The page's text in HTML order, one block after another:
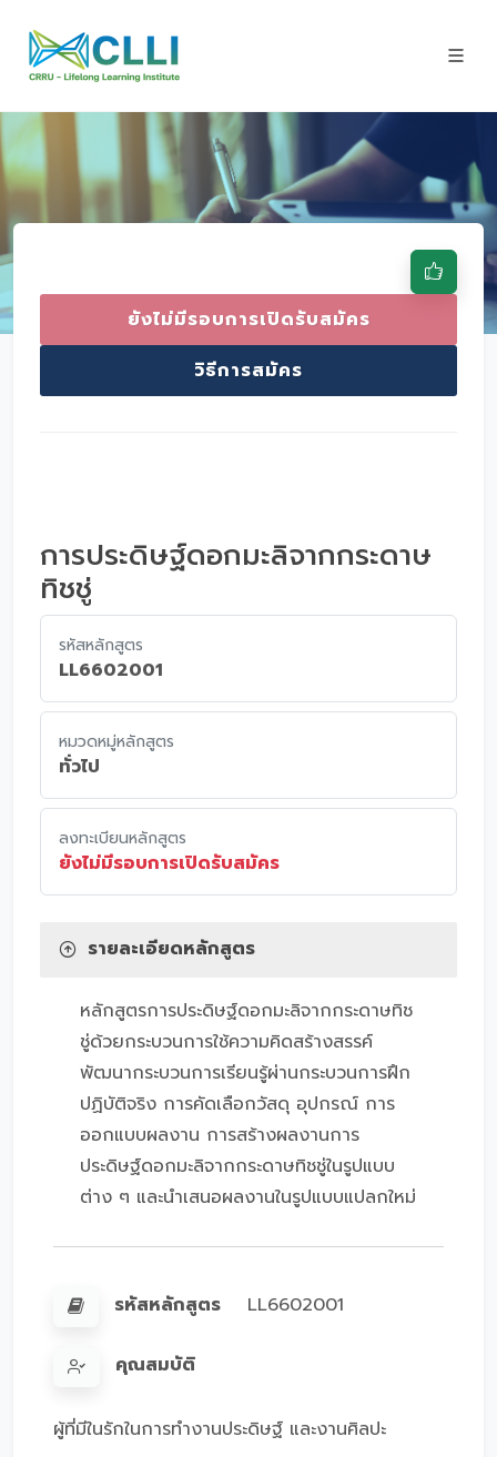
ยังไม่มีรอบการเปิดรับสมัคร
วิธีการสมัคร
การประดิษฐ์ดอกมะลิจากกระดาษ
ทิชชู่
รหัสหลักสูตร
LL6602001
หมวดหมู่หลักสูตร
ทั่วไป
ลงทะเบียนหลักสูตร
ยังไม่มีรอบการเปิดรับสมัคร
รายละเอียดหลักสูตร
หลักสูตรการประดิษฐ์ดอกมะลิจากกระดาษทิช
ชู่ด้วยกระบวนการใช้ความคิดสร้างสรรค์
พัฒนากระบวนการเรียนรู้ผ่านกระบวนการฝึก
ปฏิบัติจริง การคัดเลือกวัสดุ อุปกรณ์ การ
ออกแบบผลงาน การสร้างผลงานการ
ประดิษฐ์ดอกมะลิจากกระดาษทิชชู่ในรูปแบบ
ต่าง ๆ และนำเสนอผลงานในรูปแบบแปลกใหม่
รหัสหลักสูตร LL6602001
คุณสมบัติ
ผู้ที่มีในรักในการทำงานประดิษฐ์ และงานศิลปะ